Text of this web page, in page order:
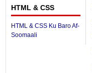
HTML & CSS
HTML & CSS Ku Baro Af-
Soomaali